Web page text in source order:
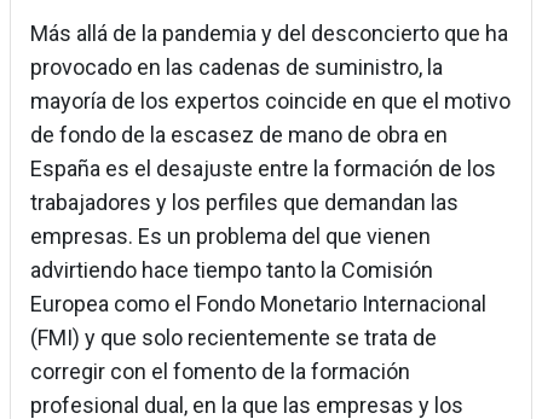
Más allá de la pandemia y del desconcierto que ha
provocado en las cadenas de suministro, la
mayoría de los expertos coincide en que el motivo
de fondo de la escasez de mano de obra en
España es el desajuste entre la formación de los
trabajadores y los perfiles que demandan las
empresas. Es un problema del que vienen
advirtiendo hace tiempo tanto la Comisión
Europea como el Fondo Monetario Internacional
(FMI) y que solo recientemente se trata de
corregir con el fomento de la formación
profesional dual, en la que las empresas y los